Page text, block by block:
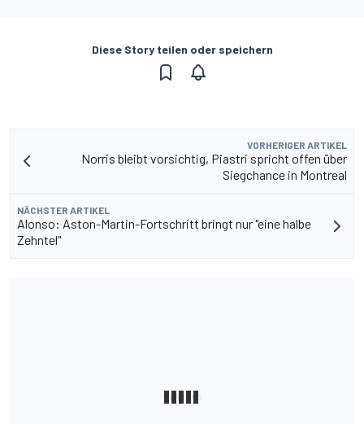
Diese Story teilen oder speichern
VORHERIGER ARTIKEL
Norris bleibt vorsichtig, Piastri spricht offen über
Siegchance in Montreal
NÄCHSTER ARTIKEL
Alonso: Aston-Martin-Fortschritt bringt nur "eine halbe
Zehntel"